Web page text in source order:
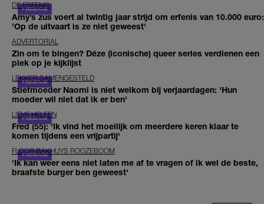
DE ERFENIS
Amy’s zus voert al twintig jaar strijd om erfenis van 10.000 euro:
'Op de uitvaart is ze niet geweest'
ADVERTORIAL
Zin om te bingen? Déze (iconische) queer series verdienen een
plek op je kijklijst
LEKKER SAMENGESTELD
Stiefmoeder Naomi is niet welkom bij verjaardagen: 'Hun
moeder wil niet dat ik er ben'
LIEVE HELEEN
Fred (55): 'Ik vind het moeilijk om meerdere keren klaar te
komen tijdens een vrijpartij'
FLOOR BAKHUYS ROOZEBOOM
'Ik kan weer eens niet laten me af te vragen of ik wel de beste,
braafste burger ben geweest'